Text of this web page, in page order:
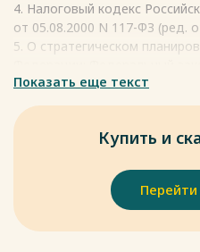
4. Налоговый кодекс
от 05.08.2000 N 117-ФЗ (ред.
5. О стратегическом
(ред. от 18.07.2019)
6. О национальных целях и
развития Российской
Указ Президента
Весь текст будет доступен
Показать еще текст
Купить и